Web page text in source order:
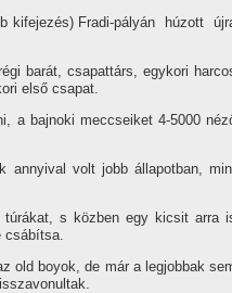
kifejezés) Fra­di-pályán húzott
barát, csapattárs, egykori
első csapat.
a bajnoki meccseiket 4-5000
annyival volt jobb állapotban,
túrákat, s közben egy kicsit arra
csábí­tsa.
old boyok, de már a leg­jobbak